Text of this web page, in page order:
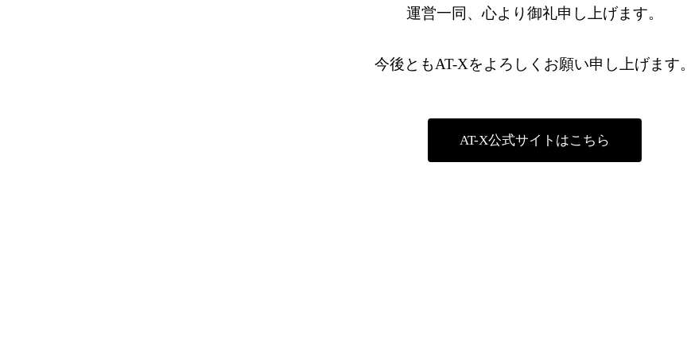
運営一同、心より御礼申し上げます。
今後ともAT-Xをよろしくお願い申し上げます。
AT-X公式サイトはこちら